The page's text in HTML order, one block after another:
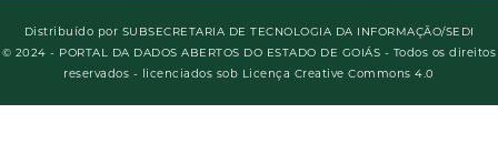
Distribuído por SUBSECRETARIA DE TECNOLOGIA DA INFORMAÇÃO/SEDI
© 2024 - PORTAL DA DADOS ABERTOS DO ESTADO DE GOIÁS - Todos os direitos
reservados - licenciados sob Licença Creative Commons 4.0